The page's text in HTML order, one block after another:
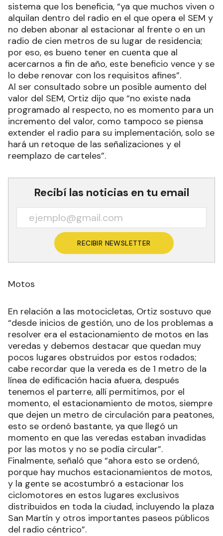
sistema que los beneficia, “ya que muchos viven o
alquilan dentro del radio en el que opera el SEM y
no deben abonar al estacionar al frente o en un
radio de cien metros de su lugar de residencia;
por eso, es bueno tener en cuenta que al
acercarnos a fin de año, este beneficio vence y se
lo debe renovar con los requisitos afines”.
Al ser consultado sobre un posible aumento del
valor del SEM, Ortiz dijo que “no existe nada
programado al respecto, no es momento para un
incremento del valor, como tampoco se piensa
extender el radio para su implementación, solo se
hará un retoque de las señalizaciones y el
reemplazo de carteles”.
Recibí las noticias en tu email
RECIBIR NEWSLETTER
Motos
En relación a las motocicletas, Ortiz sostuvo que
“desde inicios de gestión, uno de los problemas a
resolver era el estacionamiento de motos en las
veredas y debemos destacar que quedan muy
pocos lugares obstruidos por estos rodados;
cabe recordar que la vereda es de 1 metro de la
línea de edificación hacia afuera, después
tenemos el parterre, allí permitimos, por el
momento, el estacionamiento de motos, siempre
que dejen un metro de circulación para peatones,
esto se ordenó bastante, ya que llegó un
momento en que las veredas estaban invadidas
por las motos y no se podía circular”.
Finalmente, señaló que “ahora esto se ordenó,
porque hay muchos estacionamientos de motos,
y la gente se acostumbró a estacionar los
ciclomotores en estos lugares exclusivos
distribuidos en toda la ciudad, incluyendo la plaza
San Martín y otros importantes paseos públicos
del radio céntrico”.